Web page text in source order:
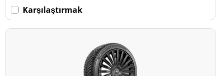
Karşılaştırmak